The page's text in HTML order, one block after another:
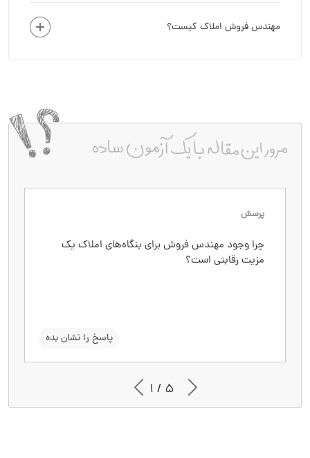
مهندس فروش املاک کیست؟
پرسش
چرا وجود مهندس فروش برای بنگاه‌های املاک یک
مزیت رقابتی است؟
پاسخ را نشان بده
زیرا مهندس فروش با تحلیل فنی و اقتصادی ملک،
اعتماد مشتری را جلب می‌کند، ارزش ملک را افزایش
1 / 5